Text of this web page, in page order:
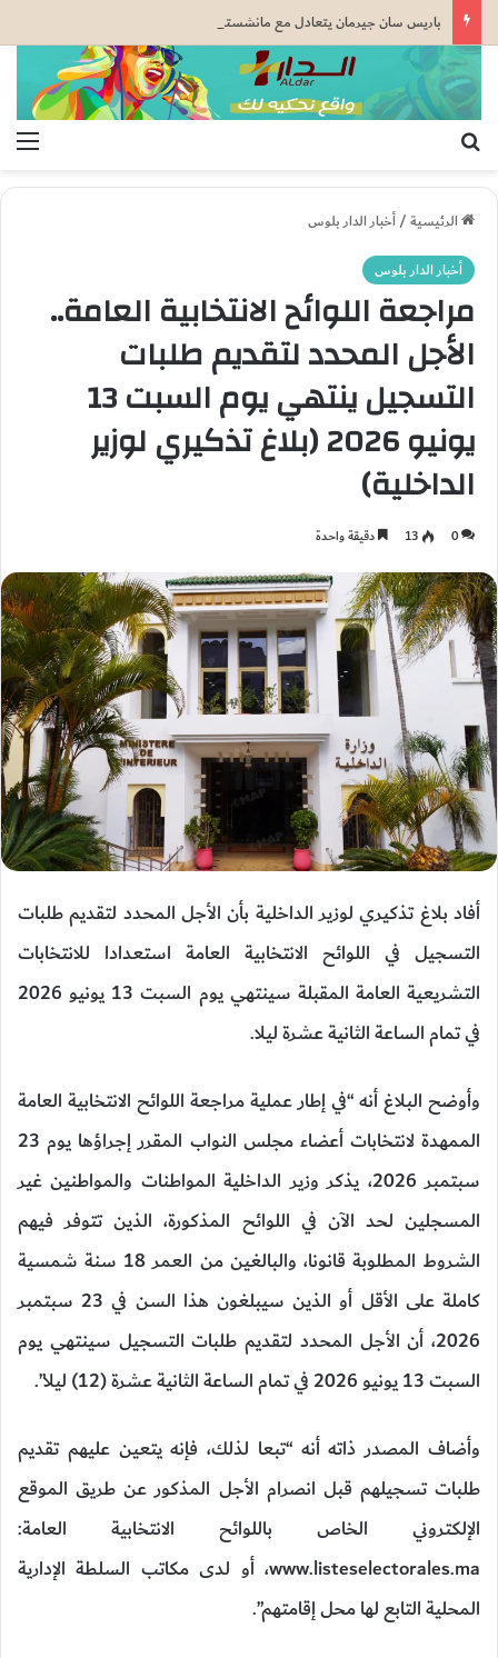
باريس سان جيرمان يتعادل مع مانشستر يونايتد قبل كأس السوبر الأوروبي
الرئيسية/أخبار الدار بلوس
أخبار الدار بلوس
مراجعة اللوائح الانتخابية العامة..
الأجل المحدد لتقديم طلبات
التسجيل ينتهي يوم السبت 13
يونيو 2026 (بلاغ تذكيري لوزير
الداخلية)
0
13 دقيقة واحدة
أفاد بلاغ تذكيري لوزير الداخلية بأن الأجل المحدد لتقديم طلبات
التسجيل في اللوائح الانتخابية العامة استعدادا للانتخابات
التشريعية العامة المقبلة سينتهي يوم السبت 13 يونيو 2026
في تمام الساعة الثانية عشرة ليلا.
وأوضح البلاغ أنه “في إطار عملية مراجعة اللوائح الانتخابية العامة
الممهدة لانتخابات أعضاء مجلس النواب المقرر إجراؤها يوم 23
سبتمبر 2026، يذكر وزير الداخلية المواطنات والمواطنين غير
المسجلين لحد الآن في اللوائح المذكورة، الذين تتوفر فيهم
الشروط المطلوبة قانونا، والبالغين من العمر 18 سنة شمسية
كاملة على الأقل أو الذين سيبلغون هذا السن في 23 سبتمبر
2026، أن الأجل المحدد لتقديم طلبات التسجيل سينتهي يوم
السبت 13 يونيو 2026 في تمام الساعة الثانية عشرة (12) ليلا”.
وأضاف المصدر ذاته أنه “تبعا لذلك، فإنه يتعين عليهم تقديم
طلبات تسجيلهم قبل انصرام الأجل المذكور عن طريق الموقع
الإلكتروني الخاص باللوائح الانتخابية العامة:
www.listeselectorales.ma، أو لدى مكاتب السلطة الإدارية
المحلية التابع لها محل إقامتهم”.